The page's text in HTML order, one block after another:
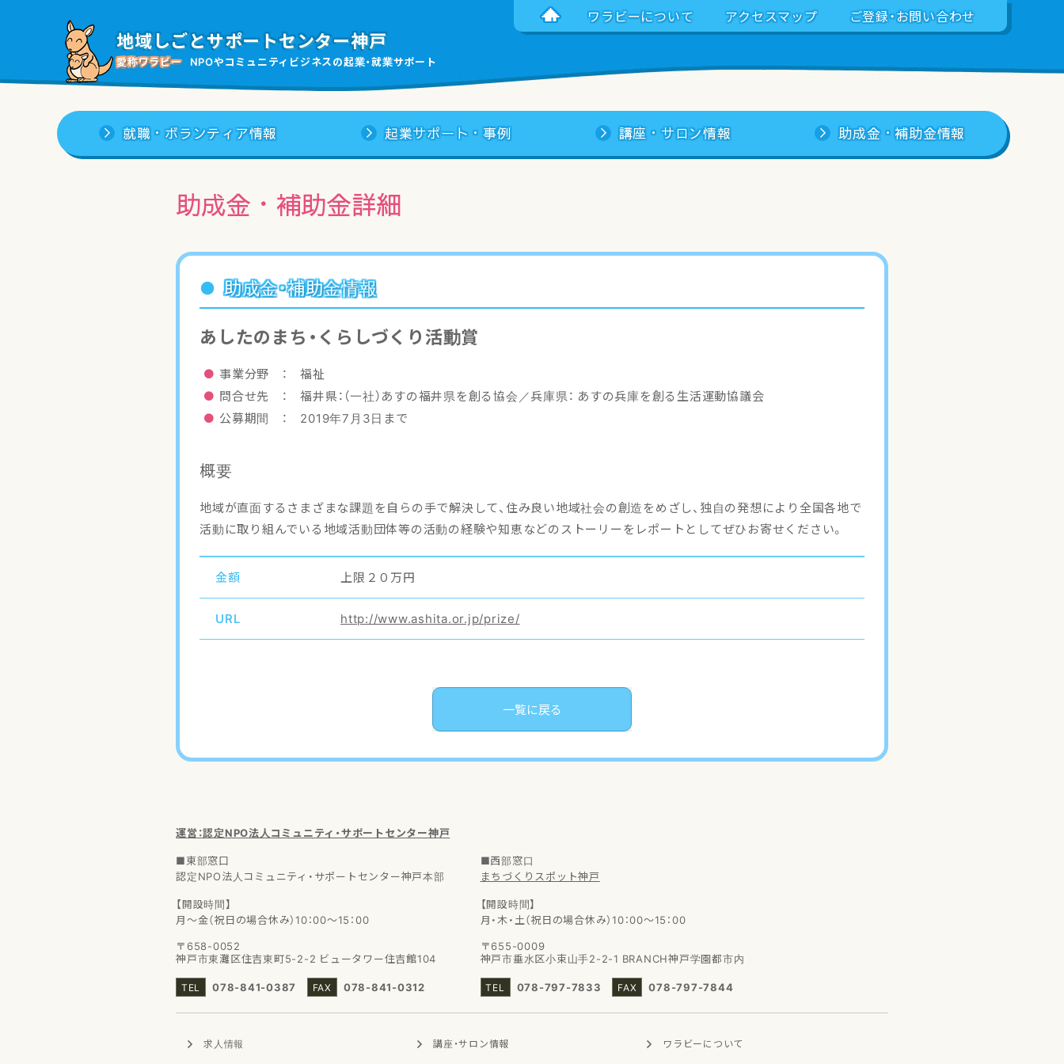
ワラビーについて アクセスマップ ご登録・お問い合わせ
地域しごとサポートセンター神戸
愛称ワラビー NPOやコミュニティビジネスの起業・就業サポート
就職・ボランティア情報 起業サポート・事例 講座・サロン情報 助成金・補助金情報
助成金・補助金詳細
助成金・補助金情報
あしたのまち・くらしづくり活動賞
事業分野 ： 福祉
問合せ先 ： 福井県：（一社）あすの福井県を創る協会／兵庫県： あすの兵庫を創る生活運動協議会
公募期間 ： 2019年7月3日まで
概要
地域が直面するさまざまな課題を自らの手で解決して、住み良い地域社会の創造をめざし、独自の発想により全国各地で
活動に取り組んでいる地域活動団体等の活動の経験や知恵などのストーリーをレポートとしてぜひお寄せください。
金額 上限２０万円
URL http://www.ashita.or.jp/prize/
一覧に戻る
運営：認定NPO法人コミュニティ・サポートセンター神戸
■東部窓口
認定NPO法人コミュニティ・サポートセンター神戸本部
【開設時間】
月～金（祝日の場合休み）10：00～15：00
〒658-0052
神戸市東灘区住吉東町5-2-2 ビュータワー住吉館104
078-841-0387
078-841-0312
■西部窓口
まちづくりスポット神戸
【開設時間】
月・木・土（祝日の場合休み）10：00～15：00
〒655-0009
神戸市垂水区小束山手2-2-1 BRANCH神戸学園都市内
078-797-7833
078-797-7844
求人情報 講座・サロン情報 ワラビーに ついて